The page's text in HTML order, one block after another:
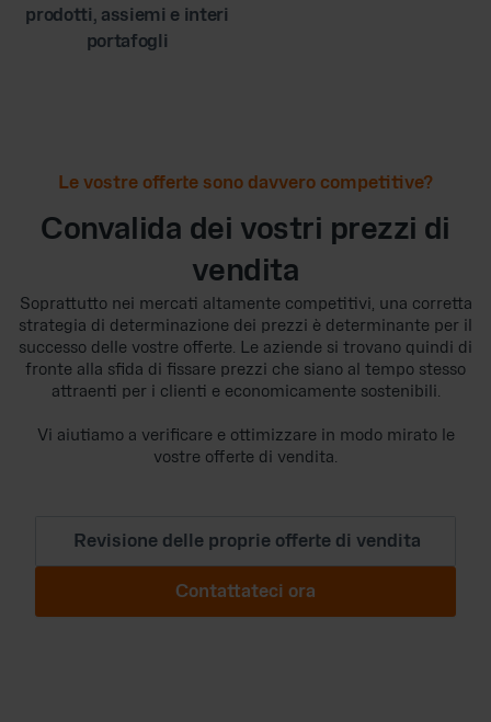
prodotti, assiemi e interi
portafogli
Le vostre offerte sono davvero competitive?
Convalida dei vostri prezzi di
vendita
Soprattutto nei mercati altamente competitivi, una corretta
strategia di determinazione dei prezzi è determinante per il
successo delle vostre offerte. Le aziende si trovano quindi di
fronte alla sfida di fissare prezzi che siano al tempo stesso
attraenti per i clienti e economicamente sostenibili.
Vi aiutiamo a verificare e ottimizzare in modo mirato le
vostre offerte di vendita.
Revisione delle proprie offerte di vendita
Contattateci ora